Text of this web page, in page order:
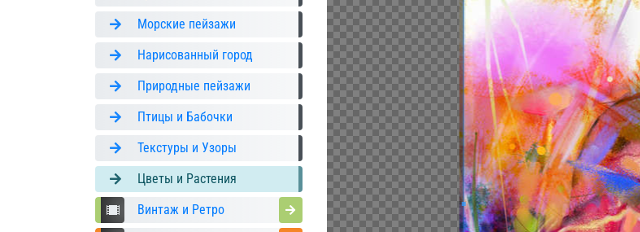
Морские пейзажи
Нарисованный город
Природные пейзажи
Птицы и Бабочки
Текстуры и Узоры
Цветы и Растения
Винтаж и Ретро